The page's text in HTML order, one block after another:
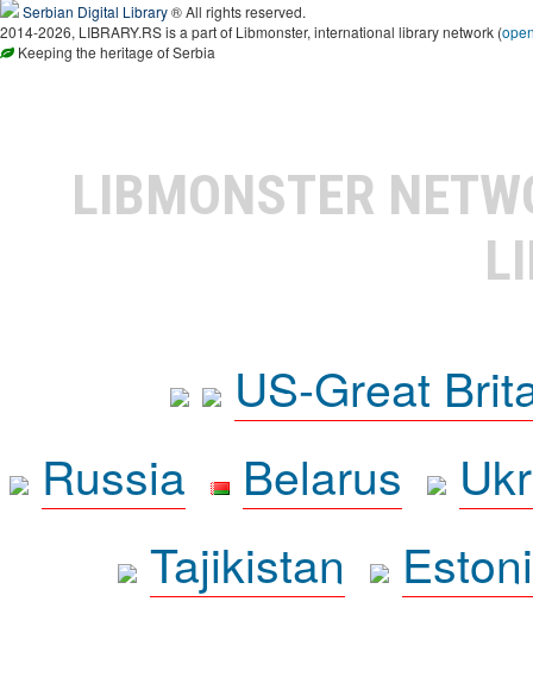
Serbian Digital Library® All rights reserved.
2014-2026, LIBRARY.RS is a part of Libmonster, international library network (
Keeping the heritage of Serbia
LIBMONSTER
US-Great
Russia
Belarus
Tajikistan